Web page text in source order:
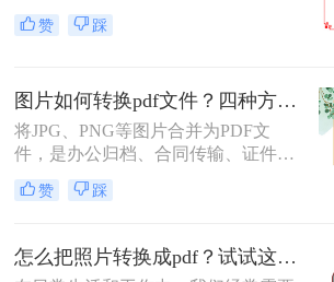
便于分享、存档或打印。无论是制作
电子相册、整理工作截图、提交证件
出最适合自己的转换方式，下表汇总
了五种主流方法的核心差异：
赞 踩
图片如何转换pdf文件？四种方法实测对比，附各场景最优选！
将JPG、PNG等图片合并为PDF文
件，是办公归档、合同传输、证件提
交中经常遇到的需求。但不同方法在
转换质量、操作效率、数据安全方面
模糊、页面错位，甚至隐私泄露。本
文基于实际测试，对比四种主流图片
赞 踩
怎么把照片转换成pdf？试试这三个转换方法！